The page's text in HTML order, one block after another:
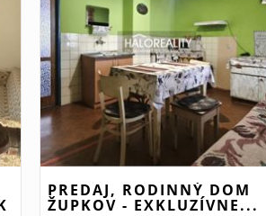
PREDAJ, RODINNÝ DOM
ŽUPKOV - EXKLUZÍVNE...